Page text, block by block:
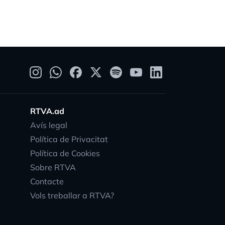
RTVA.ad
Avís legal
Política de Privacitat
Política de Cookies
Sobre RTVA
Contacte
Vols treballar a RTVA?